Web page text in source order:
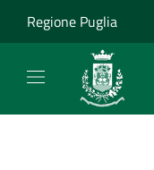
Regione Puglia